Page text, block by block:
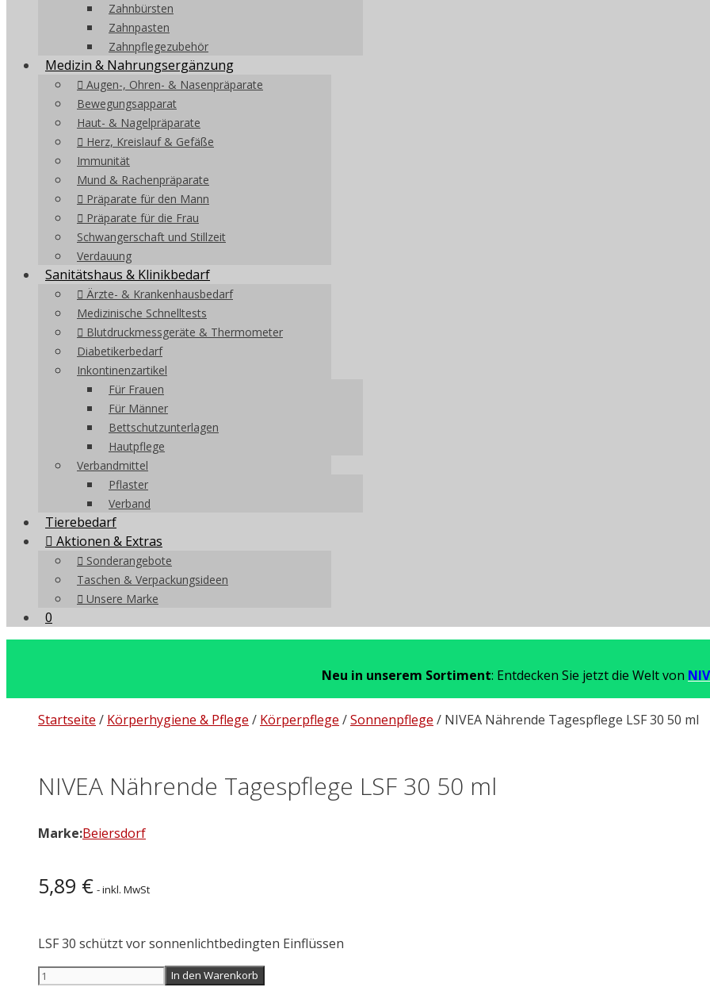
Zahnbürsten
Zahnpasten
Zahnpflegezubehör
Medizin & Nahrungsergänzung
Augen-, Ohren- & Nasenpräparate
Bewegungsapparat
Haut- & Nagelpräparate
Herz, Kreislauf & Gefäße
Immunität
Mund & Rachenpräparate
Präparate für den Mann
Präparate für die Frau
Schwangerschaft und Stillzeit
Verdauung
Sanitätshaus & Klinikbedarf
Ärzte- & Krankenhausbedarf
Medizinische Schnelltests
Blutdruckmessgeräte & Thermometer
Diabetikerbedarf
Inkontinenzartikel
Für Frauen
Für Männer
Bettschutzunterlagen
Hautpflege
Verbandmittel
Pflaster
Verband
Tierebedarf
Aktionen & Extras
Sonderangebote
Taschen & Verpackungsideen
Unsere Marke
0
Neu in unserem Sortiment: Entdecken Sie jetzt die Welt von
Startseite / Körperhygiene & Pflege / Körperpflege /Sonnenpflege / NIVEA Nährende Tagespflege LSF 30 50 ml
NIVEA Nährende Tagespflege LSF 30 50 ml
Marke:Beiersdorf
5,89 € - inkl. MwSt
LSF 30 schützt vor sonnenlichtbedingten Einflüssen
NIVEA
In den Warenkorb